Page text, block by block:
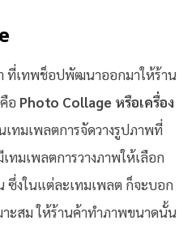
ที่เทพช็อปพัฒนาออกมาให้ร้าน
อ Photo Collage หรือเครื่อง
เทมเพลตการจัดวางรูปภาพที่
ทมเพลตการวางภาพให้เลือก
ซึ่งในแต่ละเทมเพลต ก็จะบอก
ะสม ให้ร้านค้าทำภาพขนาดนั้น